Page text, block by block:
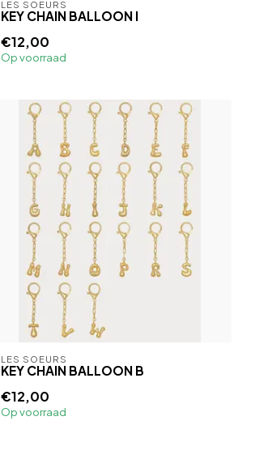
LES SOEURS
KEY CHAIN BALLOON I
€12,00
Op voorraad
LES SOEURS
KEY CHAIN BALLOON B
€12,00
Op voorraad